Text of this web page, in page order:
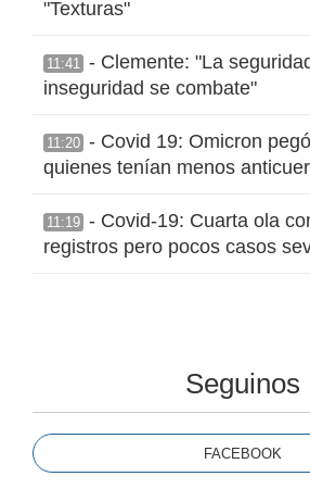
"Texturas"
11:41 - Clemente: "La
inseguridad se combate"
11:20 - Covid 19: Omicron
quienes tenían menos
11:19 - Covid-19: Cuarta ola
registros pero pocos casos
Seguinos
FACEBOOK